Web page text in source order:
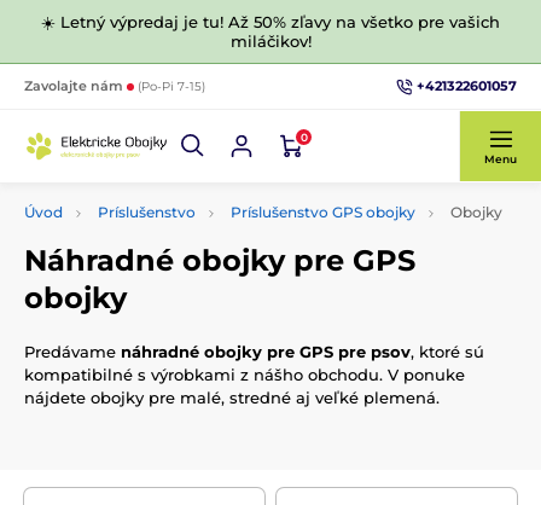
☀️ Letný výpredaj je tu! Až 50% zľavy na všetko pre vašich
miláčikov!
Zavolajte nám (Po-Pi 7-15) +421322601057
0
Menu
Úvod Príslušenstvo Príslušenstvo GPS obojky Obojky
Náhradné obojky pre GPS
obojky
Predávame náhradné obojky pre GPS pre psov, ktoré sú
kompatibilné s výrobkami z nášho obchodu. V ponuke
nájdete obojky pre malé, stredné aj veľké plemená.